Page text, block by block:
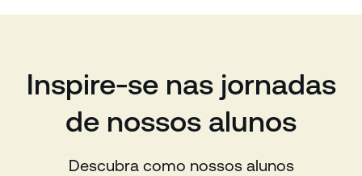
Inspire-se nas jornadas
de nossos alunos
Descubra como nossos alunos